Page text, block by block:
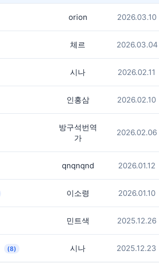
orion 2026.03.10
체르 2026.03.04
시나 2026.02.11
인홍삼 2026.02.10
방구석번역
가
2026.02.06
qnqnqnd 2026.01.12
이소령 2026.01.10
민트색 2025.12.26
(8) 시나 2025.12.23